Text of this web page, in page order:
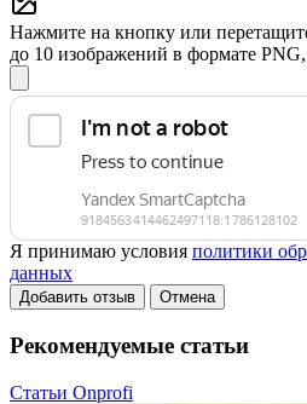
Нажмите на кнопку или
до 10 изображений в формате
Я принимаю условия политики
данных
Добавить отзыв Отмена
Рекомендуемые статьи
Статьи Onprofi